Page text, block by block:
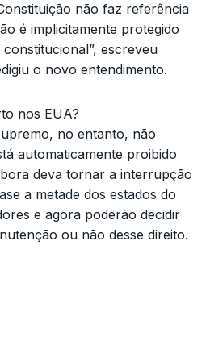
não faz referência
é implicitamente protegido
escreveu
o novo entendimento.
nos EUA?
no entanto, não
automaticamente proibido
deva tornar a interrupção
a metade dos estados do
e agora poderão decidir
ou não desse direito.